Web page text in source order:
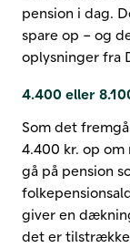
pension i dag.
spare op – og
oplysninger fra
4.400 eller
Som det
4.400 kr. op om
gå på pension
giver en
det er